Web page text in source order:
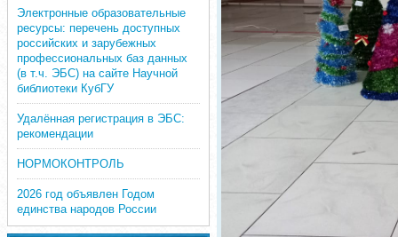
Электронные образовательные
ресурсы: перечень доступных
российских и зарубежных
профессиональных баз данных
(в т.ч. ЭБС) на сайте Научной
библиотеки КубГУ
Удалённая регистрация в ЭБС:
рекомендации
НОРМОКОНТРОЛЬ
2026 год объявлен Годом
единства народов России